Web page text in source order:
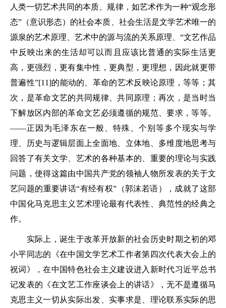
人类一切艺术共同的本质、规律，如艺术作为一种“观念形
态”（意识形态）的社会本质、社会生活是文学艺术唯一的
源泉的艺术原理、艺术中的源与流的关系原理、“文艺作品
中反映出来的生活却可以而且应该比普通的实际生活更
高，更强烈，更有集中性，更典型，更理想，因此就更带
普遍性”[11]的能动的、革命的艺术反映论原理，等等；其
次，是革命文艺的共同规律、共同原理；再次，是当时当
下解放区内部的革命文艺必须遵循的规范、要求，等等。
——正因为毛泽东在一般、特殊、个别等多个现实与学
理、历史与逻辑层面上全面地、立体地、多维度地思考与
回答了有关文学、艺术的各种基本的、重要的理论与实践
问题，使得这篇由中国共产党的领袖人物所发表的关于文
艺问题的重要讲话“有经有权”（郭沫若语），成就了这部
中国化马克思主义艺术理论最有代表性、典范性的经典之
作。
实际上，诞生于改革开放新的社会历史时期之初的邓
小平同志的《在中国文学艺术工作者第四次代表大会上的
祝词》，在中国特色社会主义建设进入新时代习近平总书
记发表的《在文艺工作座谈会上的讲话》，无不是遵循马
克思主义一切从实际出发、实事求是、理论联系实际的思